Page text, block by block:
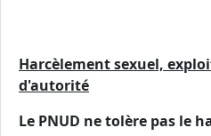
Harcèlement sexuel,
d'autorité
Le PNUD ne tolère pas le